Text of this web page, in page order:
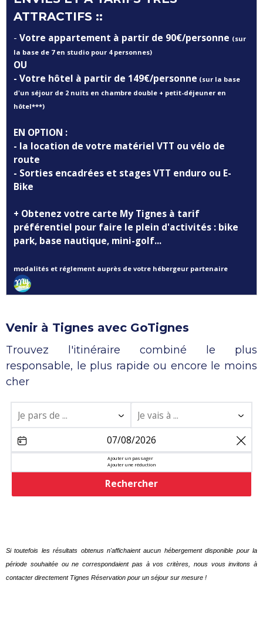
ATTRACTIFS ::
- Votre appartement à partir de 90€/personne (sur
la base de 7 en studio pour 4 personnes)
OU
- Votre hôtel à partir de 149€/personne (sur la base
d'un séjour de 2 nuits en chambre double + petit-déjeuner en
hôtel***)
EN OPTION :
- la location de votre matériel VTT ou vélo de
route
- Sorties encadrées et stages VTT enduro ou E-
Bike
+ Obtenez votre carte My Tignes à tarif
préférentiel pour faire le plein d'activités : bike
park, base nautique, mini-golf...
modalités et réglement auprès de votre hébergeur partenaire
Venir à Tignes avec GoTignes
Trouvez l'itinéraire combiné le plus
responsable, le plus rapide ou encore le moins
cher
Ajouter un passager
Ajouter une réduction
Rechercher
Si toutefois les résultats obtenus n'affichaient aucun hébergement disponible pour la
période souhaitée ou ne correspondaient pas à vos critères, nous vous invitons à
contacter directement Tignes Réservation pour un séjour sur mesure !